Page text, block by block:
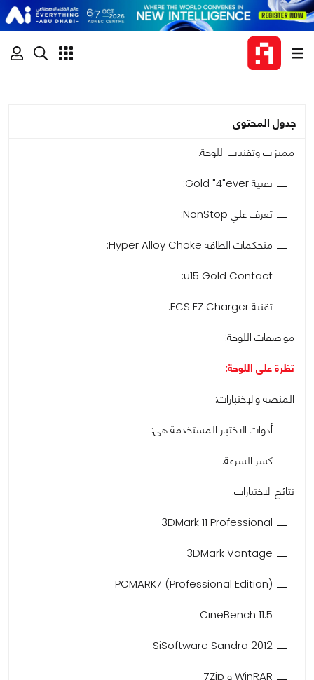
جدول المحتوى
مميزات وتقنيات اللوحة:
تقنية Gold "4"ever:
تعرف علي NonStop:
متحكمات الطاقة Hyper Alloy Choke:
u15 Gold Contact:
تقنية ECS EZ Charger:
مواصفات اللوحة:
تظرة على اللوحة:
المنصة والإختبارات:
أدوات الاختبار المستخدمة هي:
كسر السرعة:
نتائج الاختبارات:
3DMark 11 Professional
3DMark Vantage
(PCMARK7 (Professional Edition
CineBench 11.5
SiSoftware Sandra 2012
WinRAR و 7Zip